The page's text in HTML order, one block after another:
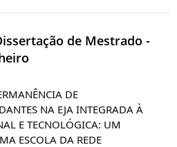
de Mestrado -
DE
NA EJA INTEGRADA À
E TECNOLÓGICA: UM
ESCOLA DA REDE